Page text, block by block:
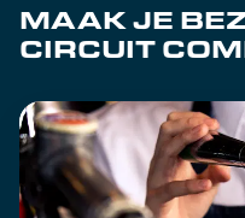
MAAK JE
CIRCUIT